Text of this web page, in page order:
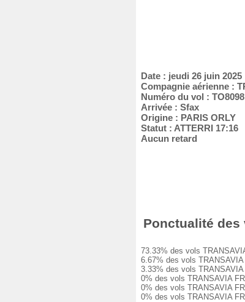
Date : jeudi 26 juin 2025
Compagnie aérienne :
Numéro du vol : TO8098
Arrivée : Sfax
Origine : PARIS ORLY
Statut : ATTERRI 17:16
Aucun retard
Ponctualité des
73.33% des vols
6.67% des vols
3.33% des vols
0% des vols TRANSAVIA
0% des vols TRANSAVIA
0% des vols TRANSAVIA